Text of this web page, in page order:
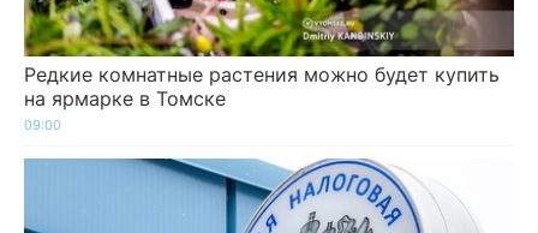
Редкие комнатные растения можно будет купить
на ярмарке в Томске
09:00